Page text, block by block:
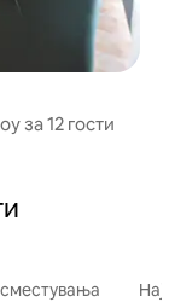
за 12 гости